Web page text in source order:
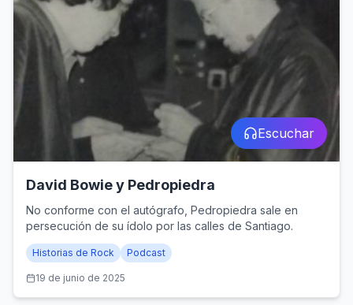
Escuchar
David Bowie y Pedropiedra
No conforme con el autógrafo, Pedropiedra sale en
persecución de su ídolo por las calles de Santiago.
Historias de Rock Podcast
19 de junio de 2025